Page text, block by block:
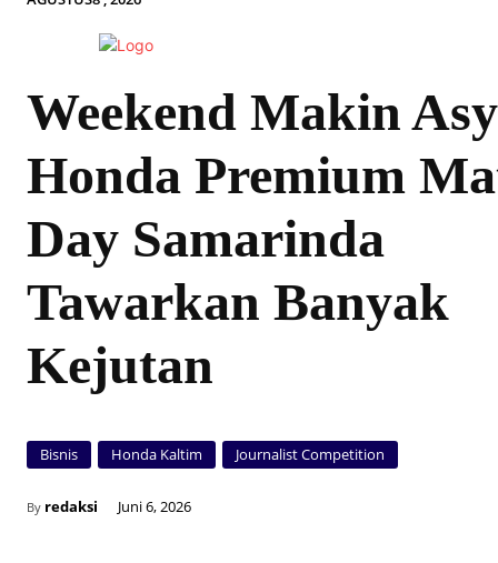
Weekend Makin
Honda Premium
Day Samarinda
Tawarkan Banyak
Kejutan
Bisnis Honda Kaltim Journalist Competition
By redaksi Juni 6, 2026